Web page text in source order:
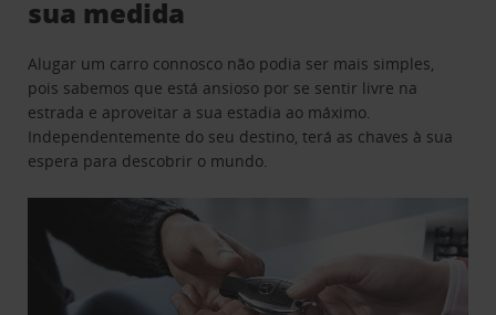
sua medida
Alugar um carro connosco não podia ser mais simples,
pois sabemos que está ansioso por se sentir livre na
estrada e aproveitar a sua estadia ao máximo.
Independentemente do seu destino, terá as chaves à sua
espera para descobrir o mundo.